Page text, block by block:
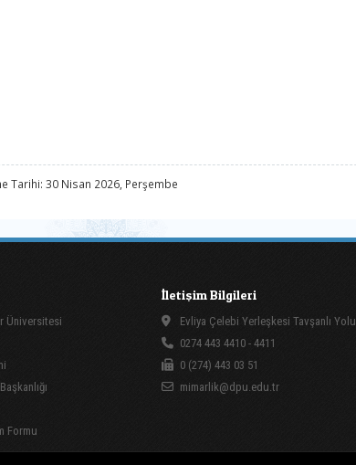
Tarihi: 30 Nisan 2026, Perşembe
Üniversitesi
Formu
İletişim Bilgileri
Evliya Çelebi Yerleşkesi Tavşanlı
0274 443 4410 - 4411
0 (274) 443 03 51
mimarlik@dpu.edu.tr